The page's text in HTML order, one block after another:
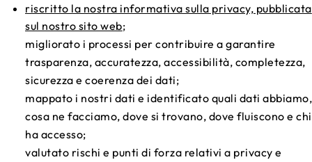
riscritto la nostra informativa sulla privacy, pubblicata
sul nostro sito web;
migliorato i processi per contribuire a garantire
trasparenza, accuratezza, accessibilità, completezza,
sicurezza e coerenza dei dati;
mappato i nostri dati e identificato quali dati abbiamo,
cosa ne facciamo, dove si trovano, dove fluiscono e
ha accesso;
valutato rischi e punti di forza relativi a privacy e